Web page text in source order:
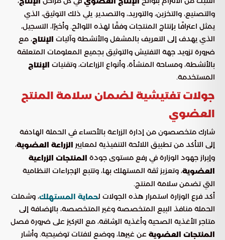
والتصنيع، والتخزين، والتوريد، والتصدير. يلي ذلك التوثيق، الذي
يمثل اعترافًا بإنتاج المنتجات وفقًا لهذه اللوائح. وأخيرًا، التسجيل،
الذي يهدف إلى التعريف بالمشغل والأنشطة وآليات الإنتاج، مع
ضرورة تزويد جهة التفتيش والتوثيق بجميع المعلومات المتعلقة
بالأنشطة، ومساحة المنشأة، وأنواع الزراعات، وتقنيات الإنتاج
المستخدمة.
جولات تفتيشية لضمان سلامة المنتج
العضوي
شارك متخصصون من إدارة الزراعة بالأحساء في الحملة الهادفة
إلى التأكد من تطبيق اللائحة التنفيذية لمعايير الزراعة العضوية،
وإبراز جهود الوزارة في رفع مستوى جودة المنتجات الزراعية
العضوية، وتعزيز ثقة المستهلك بها، وتتبع الإجراءات النظامية
التي تضمن سلامة المنتج.
أكد فرع الوزارة استمرار هذه الجولات لحماية المستهلك، وشملت
الحملة منافذ البيع المتخصصة وغير المتخصصة، بالإضافة إلى
متاجر الأغذية الصحية وأغذية الرشاقة، مع التركيز على ضرورة فصل
المنتجات العضوية عن غيرها، ووضع لافتات توضيحية. وأشار